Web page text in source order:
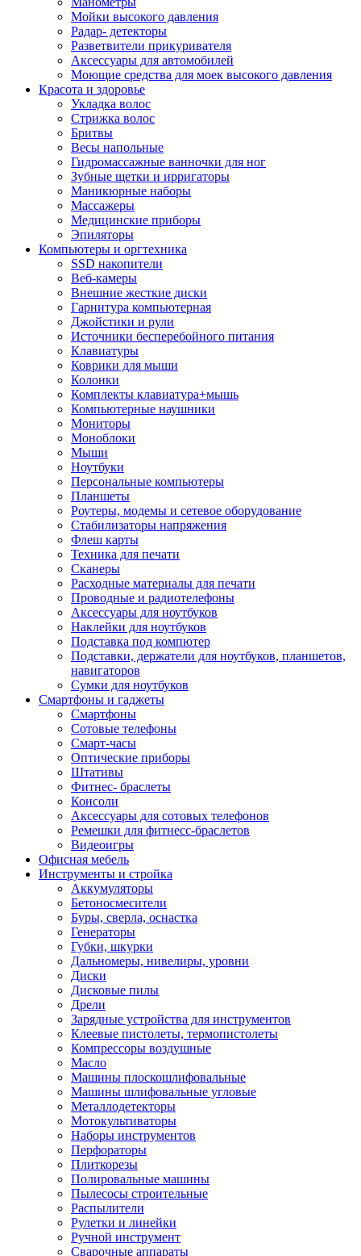
Мойки высокого давления
Радар- детекторы
Разветвители прикуривателя
Аксессуары для автомобилей
Моющие средства для моек высокого давления
Красота и здоровье
Укладка волос
Стрижка волос
Бритвы
Весы напольные
Гидромассажные ванночки для ног
Зубные щетки и ирригаторы
Маникюрные наборы
Массажеры
Медицинские приборы
Эпиляторы
Компьютеры и оргтехника
SSD накопители
Веб-камеры
Внешние жесткие диски
Гарнитура компьютерная
Джойстики и рули
Источники бесперебойного питания
Клавиатуры
Коврики для мыши
Колонки
Комплекты клавиатура+мышь
Компьютерные наушники
Мониторы
Моноблоки
Мыши
Ноутбуки
Персональные компьютеры
Планшеты
Роутеры, модемы и сетевое оборудование
Стабилизаторы напряжения
Флеш карты
Техника для печати
Сканеры
Расходные материалы для печати
Проводные и радиотелефоны
Аксессуары для ноутбуков
Наклейки для ноутбуков
Подставка под компютер
Подставки, держатели для ноутбуков, планшетов,
навигаторов
Сумки для ноутбуков
Смартфоны и гаджеты
Смартфоны
Сотовые телефоны
Смарт-часы
Оптические приборы
Штативы
Фитнес- браслеты
Консоли
Аксессуары для сотовых телефонов
Ремешки для фитнесс-браслетов
Видеоигры
Офисная мебель
Инструменты и стройка
Аккумуляторы
Бетоносмесители
Буры, сверла, оснастка
Генераторы
Губки, шкурки
Дальномеры, нивелиры, уровни
Диски
Дисковые пилы
Дрели
Зарядные устройства для инструментов
Клеевые пистолеты, термопистолеты
Компрессоры воздушные
Масло
Машины плоскошлифовальные
Машины шлифовальные угловые
Металлодетекторы
Мотокультиваторы
Наборы инструментов
Перфораторы
Плиткорезы
Полировальные машины
Пылесосы строительные
Распылители
Рулетки и линейки
Ручной инструмент
Сварочные аппараты